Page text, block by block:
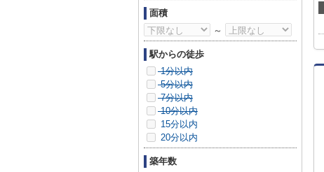
面積
～
駅からの徒歩
1分以内
5分以内
7分以内
10分以内
15分以内
20分以内
築年数